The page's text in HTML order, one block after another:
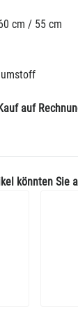
cm / 55 cm
auf
könnten Sie